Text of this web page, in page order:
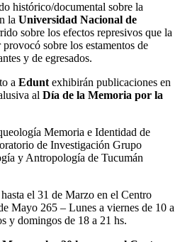
histórico/documental sobre la
la Universidad Nacional de
sobre los efectos represivos que la
sobre los estamentos de
y de egresados.
a Edunt exhibirán publicaciones en
al Día de la Memoria por la
Memoria e Identidad de
de Investigación Grupo
y Antropología de Tucumán
el 31 de Marzo en el Centro
Mayo 265 – Lunes a viernes de 10 a
y domingos de 18 a 21 hs.